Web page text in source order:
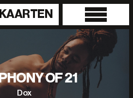
KAARTEN
OF 21
Dox